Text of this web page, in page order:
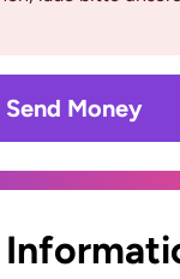
Send Money